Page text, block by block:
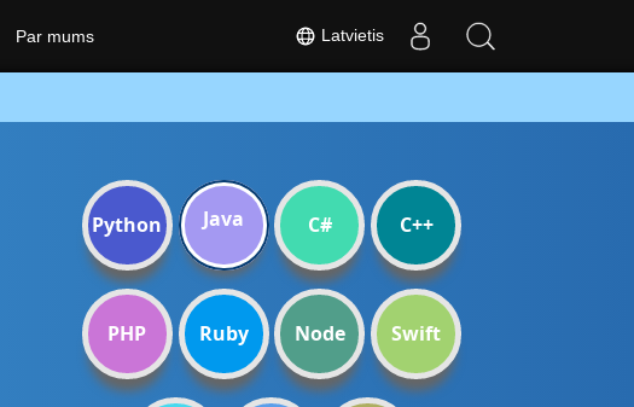
Python Java C# C++
PHP Ruby Node Swift
Latvietis
Par mums